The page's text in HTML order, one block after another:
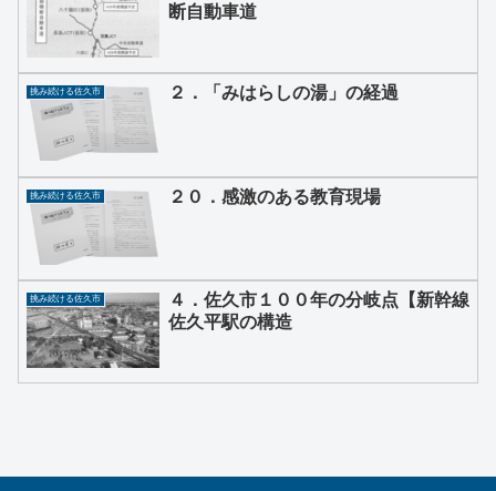
断自動車道
挑み続ける佐久市 ２．「みはらしの湯」の経過
挑み続ける佐久市 ２０．感激のある教育現場
挑み続ける佐久市
４．佐久市１００年の分岐点【新幹線
佐久平駅の構造